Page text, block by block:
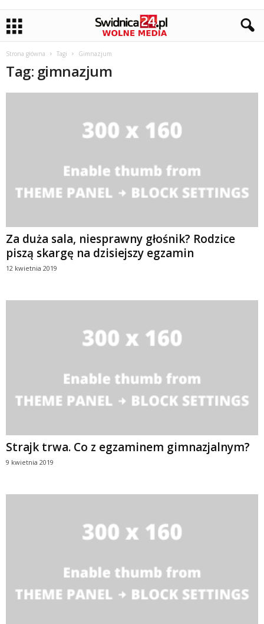
Strona główna Tagi Gimnazjum
Tag: gimnazjum
Za duża sala, niesprawny głośnik? Rodzice
piszą skargę na dzisiejszy egzamin
12 kwietnia 2019
Strajk trwa. Co z egzaminem gimnazjalnym?
9 kwietnia 2019